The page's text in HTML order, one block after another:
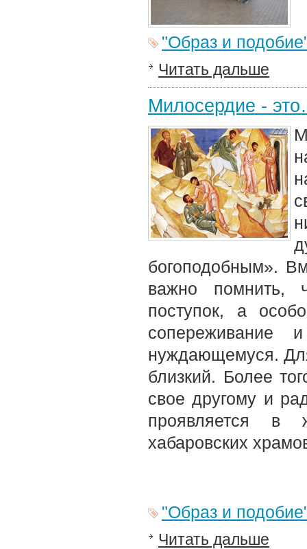
"Образ и
Читать дальше
Милосердие -
богоподобным».
важно помнить,
поступок, а
сопереживание
нуждающемуся.
близкий. Более
свое другому и
проявляется в
хабаровских
"Образ и
Читать дальше